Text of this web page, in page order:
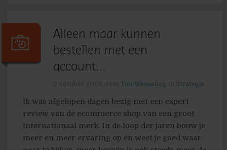
Alleen maar kunnen
bestellen met een
account…
Ton Wesseling Strategie
Ik was afgelopen dagen bezig met een expert
review van de ecommerce shop van een groot
internationaal merk. In de loop der jaren bouw je
meer en meer ervaring op en weet je goed waar